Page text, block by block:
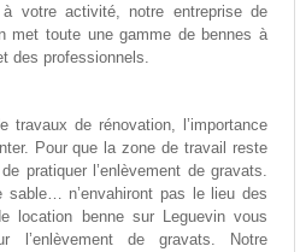
votre activité, notre entreprise de
met toute une gamme de bennes à
des professionnels.
travaux de rénovation, l’importance
Pour que la zone de travail reste
pratiquer l’enlèvement de gravats.
n’envahiront pas le lieu des
location benne sur Leguevin vous
l’enlèvement de gravats. Notre